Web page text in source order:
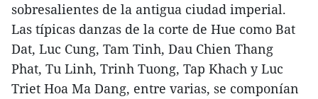
sobresalientes de la antigua ciudad imperial.
Las típicas danzas de la corte de Hue como Bat
Dat, Luc Cung, Tam Tinh, Dau Chien Thang
Phat, Tu Linh, Trinh Tuong, Tap Khach y Luc
Triet Hoa Ma Dang, entre varias, se componían